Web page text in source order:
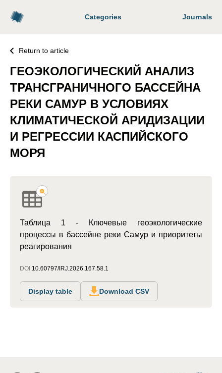
Categories Journals
Return to article
ГЕОЭКОЛОГИЧЕСКИЙ АНАЛИЗ
ТРАНСГРАНИЧНОГО БАССЕЙНА
РЕКИ САМУР В УСЛОВИЯХ
КЛИМАТИЧЕСКОЙ АРИДИЗАЦИИ
И РЕГРЕССИИ КАСПИЙСКОГО
МОРЯ
Таблица 1 - Ключевые геоэкологические
процессы в бассейне реки Самур и приоритеты
реагирования
DOI:10.60797/IRJ.2026.167.58.1
Display table Download CSV